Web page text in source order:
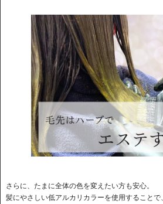
さらに、たまに全体の色を変えたい方も安心。
髪にやさしい低アルカリカラーを使用すること